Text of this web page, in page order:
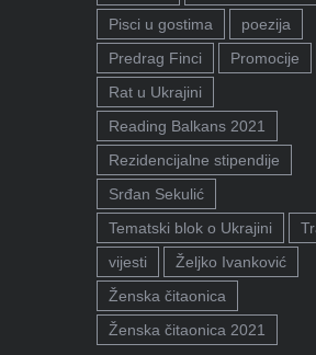
Pisci u gostima
poezija
Predrag Finci
Promocije
Rat u Ukrajini
Reading Balkans 2021
Rezidencijalne stipendije
Srđan Sekulić
Tematski blok o Ukrajini
vijesti
Željko Ivanković
Ženska čitaonica
Ženska čitaonica 2021